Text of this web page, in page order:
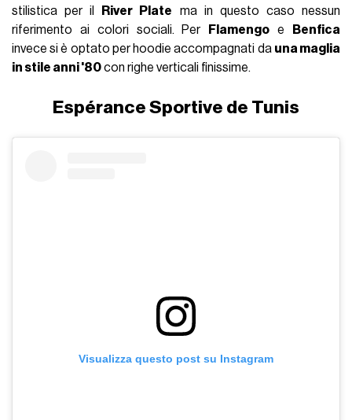
stilistica per il
River Plate ma in questo caso nessun
riferimento ai colori sociali. Per
Flamengo e
Benfica
invece si è optato per hoodie accompagnati da una maglia
in stile anni '80con righe verticali finissime.
Espérance Sportive de Tunis
Visualizza questo post su Instagram